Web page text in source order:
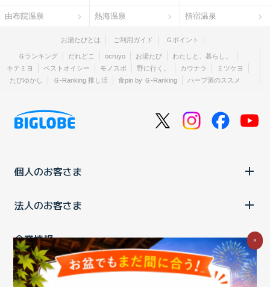
由布院温泉 熱海温泉 指宿温泉
お湯たびとは ご利用ガイド Ｇポイント
Ｇランキング だれどこ ocruyo お湯たび
わたしと、暮らし。
キテミヨ
ベストオイシー モノスポ 野に行く。 カウナラ
ミツケヨ
たびゆかし
Ｇ-Ranking 推し活 食pin by Ｇ-Ranking ハーブ酒のススメ
個人のお客さま
法人のお客さま
企業情報
ご利用中の方
×